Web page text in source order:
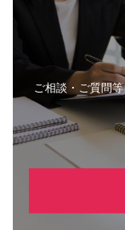
ご相談・ご質問